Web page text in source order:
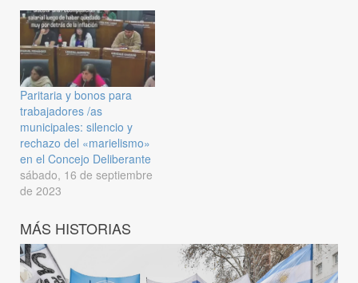
Paritaria y bonos para
trabajadores /as
municipales: silencio y
rechazo del «marielismo»
en el Concejo Deliberante
sábado, 16 de septiembre
de 2023
MÁS HISTORIAS